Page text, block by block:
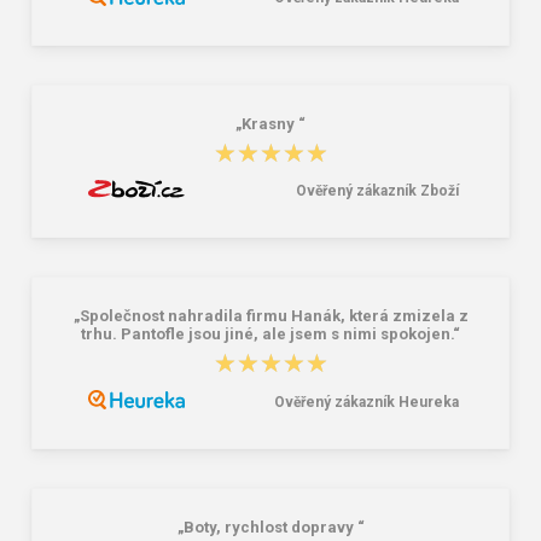
„Krasny “
★★★★★
★★★★★
Ověřený zákazník Zboží
„Společnost nahradila firmu Hanák, která zmizela z
trhu. Pantofle jsou jiné, ale jsem s nimi spokojen.“
★★★★★
★★★★★
Ověřený zákazník Heureka
„Boty, rychlost dopravy “